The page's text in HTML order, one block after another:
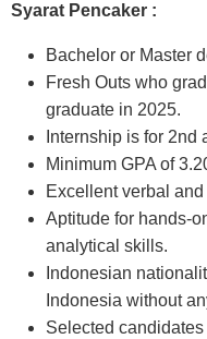
Syarat Pencaker :
Bachelor or Master
Fresh Outs who
graduate in 2025.
Internship is for 2nd
Minimum GPA of
Excellent verbal
Aptitude for hands-
analytical skills.
Indonesian
Indonesia without
Selected